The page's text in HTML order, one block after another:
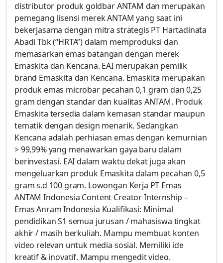
distributor produk goldbar ANTAM dan merupakan
pemegang lisensi merek ANTAM yang saat ini
bekerjasama dengan mitra strategis PT Hartadinata
Abadi Tbk (“HRTA”) dalam memproduksi dan
memasarkan emas batangan dengan merek
Emaskita dan Kencana. EAI merupakan pemilik
brand Emaskita dan Kencana. Emaskita merupakan
produk emas microbar pecahan 0,1 gram dan 0,25
gram dengan standar dan kualitas ANTAM. Produk
Emaskita tersedia dalam kemasan standar maupun
tematik dengan design menarik. Sedangkan
Kencana adalah perhiasan emas dengan kemurnian
> 99,99% yang menawarkan gaya baru dalam
berinvestasi. EAI dalam waktu dekat juga akan
mengeluarkan produk Emaskita dalam pecahan 0,5
gram s.d 100 gram. Lowongan Kerja PT Emas
ANTAM Indonesia Content Creator Internship –
Emas Anram Indonesia Kualifikasi: Minimal
pendidikan S1 semua jurusan / mahasiswa tingkat
akhir / masih berkuliah. Mampu membuat konten
video relevan untuk media sosial. Memiliki ide
kreatif & inovatif. Mampu mengedit video.